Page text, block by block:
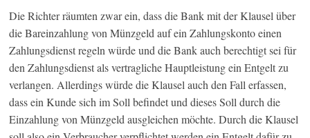
Die Richter räumten zwar ein, dass die Bank mit der Klausel über
die Bareinzahlung von Münzgeld auf ein Zahlungskonto einen
Zahlungsdienst regeln würde und die Bank auch berechtigt sei für
den Zahlungsdienst als vertragliche Hauptleistung ein Entgelt zu
verlangen. Allerdings würde die Klausel auch den Fall erfassen,
dass ein Kunde sich im Soll befindet und dieses Soll durch die
Einzahlung von Münzgeld ausgleichen möchte. Durch die Klausel